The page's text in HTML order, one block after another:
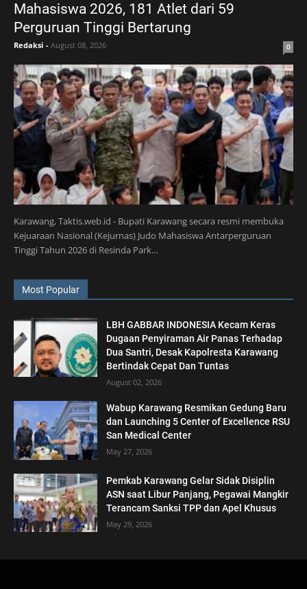
Mahasiswa 2026, 181 Atlet dari 59
Perguruan Tinggi Bertarung
Redaksi - August 08, 2026 0
Karawang, Taktis.web.id - Bupati Karawang secara resmi membuka
Kejuaraan Nasional (Kejurnas) Judo Mahasiswa Antarperguruan
Tinggi Tahun 2026 di Resinda Park…
Most Popular
LBH GABBAR INDONESIA Kecam Keras
Dugaan Penyiraman Air Panas Terhadap
Dua Santri, Desak Kapolresta Karawang
Bertindak Cepat Dan Tuntas
August 02, 2026
Wabup Karawang Resmikan Gedung Baru
dan Launching 5 Center of Excellence RSU
San Medical Center
May 27, 2026
Pemkab Karawang Gelar Sidak Disiplin
ASN saat Libur Panjang, Pegawai Mangkir
Terancam Sanksi TPP dan Apel Khusus
May 29, 2026